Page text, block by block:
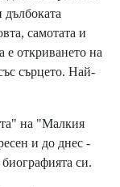
самотата и
е откриването на
сърцето. Най-
на "Малкия
и до днес -
си.